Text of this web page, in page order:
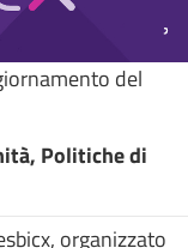
del
Politiche di
organizzato